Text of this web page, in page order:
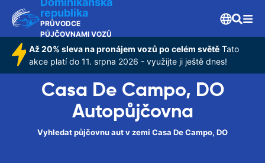
republika
PRŮVODCE
PŮJČOVNAMI VOZŮ
Až 20% sleva na pronájem vozů po celém světě Tato
akce platí do 11. srpna 2026 - využijte ji ještě dnes!
Casa De Campo, DO
Autopůjčovna
Vyhledat půjčovnu aut v zemi Casa De Campo, DO